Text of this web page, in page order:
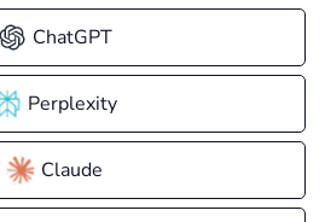
ChatGPT
Perplexity
Claude